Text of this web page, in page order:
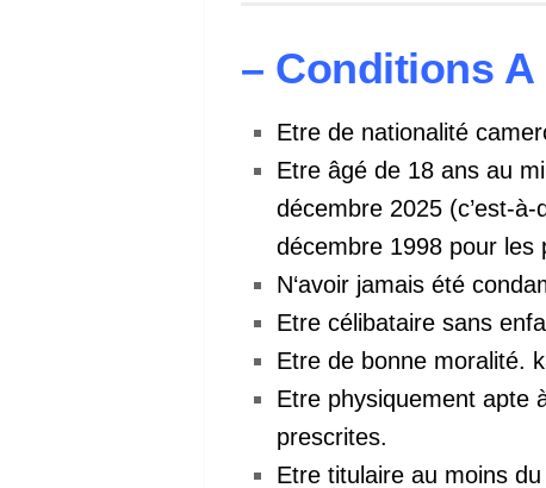
– Conditions A
Etre de nationalité
Etre âgé de 18 ans au
décembre 2025 (c’est-
décembre 1998 pour les
N‘avoir jamais été
Etre célibataire sans
Etre de bonne moralité.
Etre physiquement apte
prescrites.
Etre titulaire au moins du